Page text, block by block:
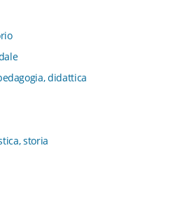
Aziendali, Management
Bologna
Aziendale - SIDREA
educative e della
didattica
storia